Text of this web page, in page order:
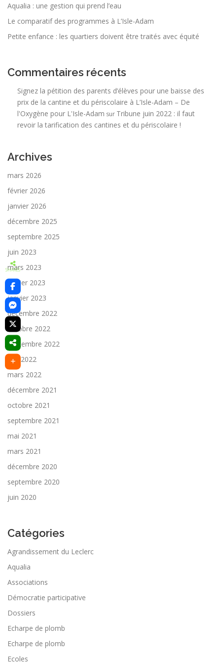
Aqualia : une gestion qui prend l’eau
Le comparatif des programmes à L’Isle-Adam
Petite enfance : les quartiers doivent être traités avec équité
Commentaires récents
Signez la pétition des parents d’élèves pour une baisse des
prix de la cantine et du périscolaire à L’Isle-Adam – De
l'Oxygène pour L'Isle-Adam sur Tribune juin 2022 : il faut
revoir la tarification des cantines et du périscolaire !
Archives
mars 2026
février 2026
janvier 2026
décembre 2025
septembre 2025
juin 2023
mars 2023
février 2023
janvier 2023
décembre 2022
octobre 2022
septembre 2022
juin 2022
mars 2022
décembre 2021
octobre 2021
septembre 2021
mai 2021
mars 2021
décembre 2020
septembre 2020
juin 2020
Catégories
Agrandissement du Leclerc
Aqualia
Associations
Démocratie participative
Dossiers
Echarpe de plomb
Echarpe de plomb
Ecoles
SHARES